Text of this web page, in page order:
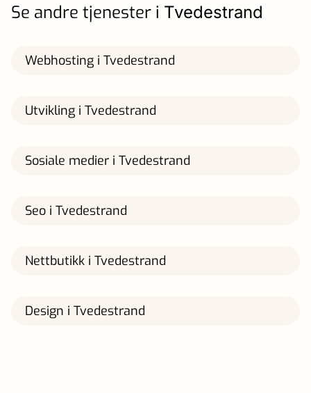
Se andre tjenester i Tvedestrand
Webhosting i Tvedestrand
Utvikling i Tvedestrand
Sosiale medier i Tvedestrand
Seo i Tvedestrand
Nettbutikk i Tvedestrand
Design i Tvedestrand